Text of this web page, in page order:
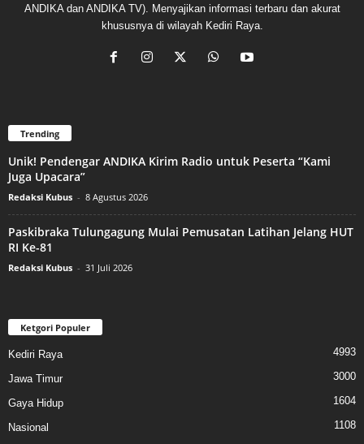
ANDIKA dan ANDIKA TV). Menyajikan informasi terbaru dan akurat
khususnya di wilayah Kediri Raya.
Trending
Unik! Pendengar ANDIKA Kirim Radio untuk Peserta “Kami
Juga Upacara”
Redaksi Kubus - 8 Agustus 2026
Paskibraka Tulungagung Mulai Pemusatan Latihan Jelang HUT
RI Ke-81
Redaksi Kubus - 31 Juli 2026
Ketgori Populer
Kediri Raya 4993
Jawa Timur 3000
Gaya Hidup 1604
Nasional
1108